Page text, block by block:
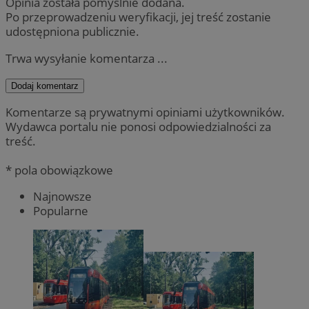
Po przeprowadzeniu weryfikacji, jej treść zostanie
udostępniona publicznie.
Trwa wysyłanie komentarza ...
Dodaj komentarz
Komentarze są prywatnymi opiniami użytkowników.
Wydawca portalu nie ponosi odpowiedzialności za
treść.
* pola obowiązkowe
Najnowsze
Popularne